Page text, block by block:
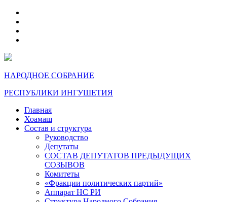
НАРОДНОЕ СОБРАНИЕ
РЕСПУБЛИКИ ИНГУШЕТИЯ
Главная
Хоамаш
Состав и структура
Руководство
Депутаты
СОСТАВ ДЕПУТАТОВ ПРЕДЫДУЩИХ
СОЗЫВОВ
Комитеты
«Фракции политических партий»
Аппарат НС РИ